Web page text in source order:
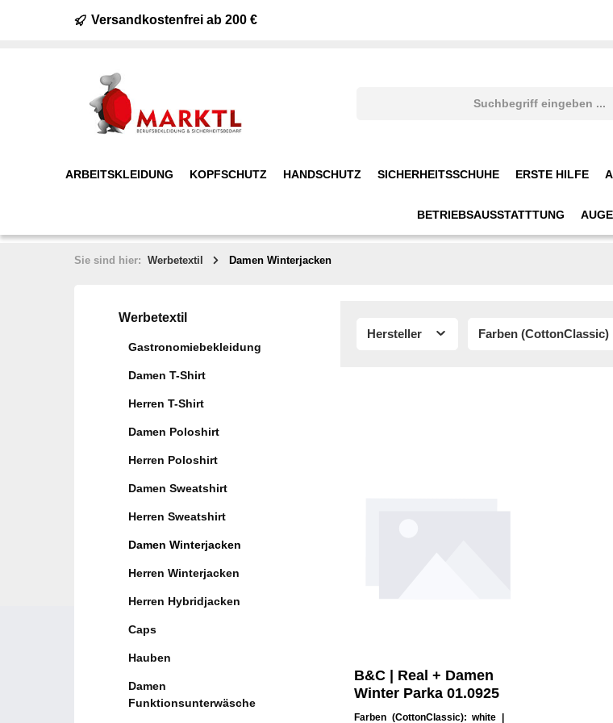
Versandkostenfrei ab 200 €
ARBEITSKLEIDUNG KOPFSCHUTZ HANDSCHUTZ SICHERHEITSSCHUHE ERSTE HILFE
BETRIEBSAUSSTATTTUNG
Sie sind hier: Werbetextil Damen Winterjacken
Werbetextil
Gastronomiebekleidung
Damen T-Shirt
Herren T-Shirt
Damen Poloshirt
Herren Poloshirt
Damen Sweatshirt
Herren Sweatshirt
Damen Winterjacken
Herren Winterjacken
Herren Hybridjacken
Caps
Hauben
Damen
Funktionsunterwäsche
Hersteller Farben (CottonClassic)
B&C | Real + Damen
Winter Parka 01.0925
Farben (CottonClassic): white